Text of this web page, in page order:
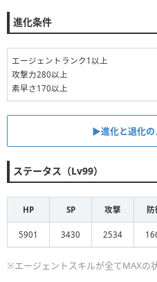
進化条件
エージェントランク1以上
攻撃力280以上
素早さ170以上
▶︎進化と退化の
ステータス（Lv99）
HP SP 攻撃 防
5901 3430 2534
※エージェントスキルが全てMAXの